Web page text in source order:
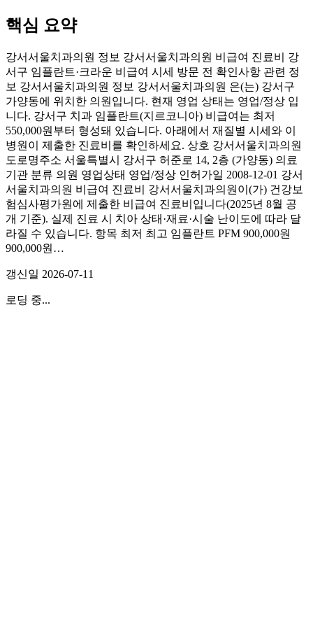
핵심 요약
강서서울치과의원 정보 강서서울치과의원 비급여 진료비 강
서구 임플란트·크라운 비급여 시세 방문 전 확인사항 관련 정
보 강서서울치과의원 정보 강서서울치과의원 은(는) 강서구
가양동에 위치한 의원입니다. 현재 영업 상태는 영업/정상 입
니다. 강서구 치과 임플란트(지르코니아) 비급여는 최저
550,000원부터 형성돼 있습니다. 아래에서 재질별 시세와 이
병원이 제출한 진료비를 확인하세요. 상호 강서서울치과의원
도로명주소 서울특별시 강서구 허준로 14, 2층 (가양동) 의료
기관 분류 의원 영업상태 영업/정상 인허가일 2008-12-01 강서
서울치과의원 비급여 진료비 강서서울치과의원이(가) 건강보
험심사평가원에 제출한 비급여 진료비입니다(2025년 8월 공
개 기준). 실제 진료 시 치아 상태·재료·시술 난이도에 따라 달
라질 수 있습니다. 항목 최저 최고 임플란트 PFM 900,000원
900,000원…
갱신일 2026-07-11
로딩 중...